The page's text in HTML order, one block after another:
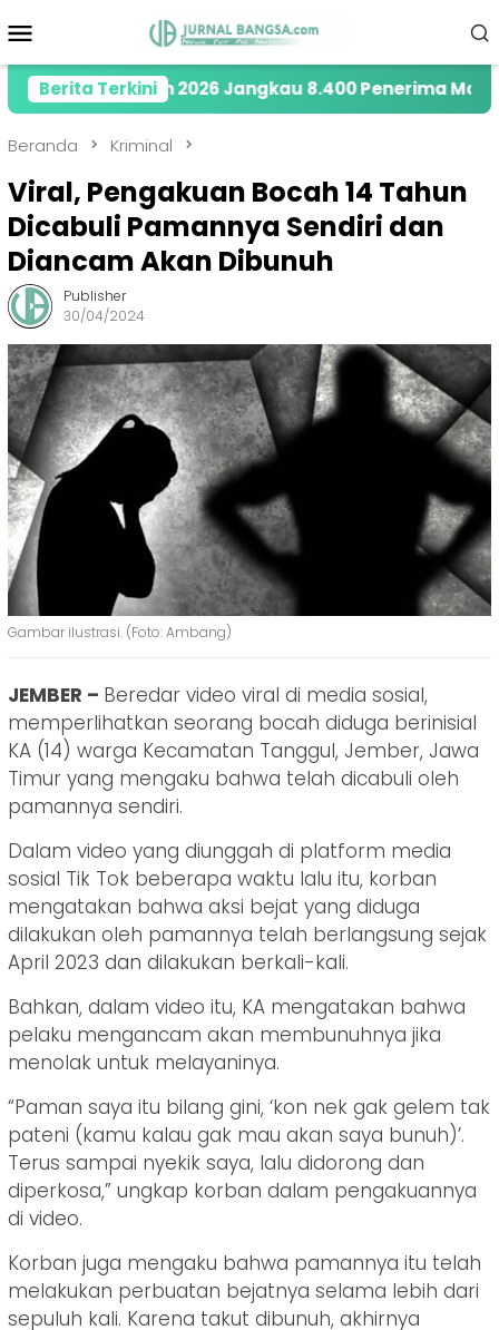
ke
Mobile
Berita Terkini
Tahun 2026 Jangkau 8.400 Penerima Manfaat
Beranda Kriminal
Viral, Pengakuan Bocah 14 Tahun
Dicabuli Pamannya Sendiri dan
Diancam Akan Dibunuh
Publisher
30/04/2024
Gambar ilustrasi. (Foto: Ambang)
JEMBER – Beredar video viral di media sosial,
memperlihatkan seorang bocah diduga berinisial
KA (14) warga Kecamatan Tanggul, Jember, Jawa
Timur yang mengaku bahwa telah dicabuli oleh
pamannya sendiri.
Dalam video yang diunggah di platform media
sosial Tik Tok beberapa waktu lalu itu, korban
mengatakan bahwa aksi bejat yang diduga
dilakukan oleh pamannya telah berlangsung sejak
April 2023 dan dilakukan berkali-kali.
Bahkan, dalam video itu, KA mengatakan bahwa
pelaku mengancam akan membunuhnya jika
menolak untuk melayaninya.
“Paman saya itu bilang gini, ‘kon nek gak gelem tak
pateni (kamu kalau gak mau akan saya bunuh)’.
Terus sampai nyekik saya, lalu didorong dan
diperkosa,” ungkap korban dalam pengakuannya
di video.
Korban juga mengaku bahwa pamannya itu telah
melakukan perbuatan bejatnya selama lebih dari
sepuluh kali. Karena takut dibunuh, akhirnya